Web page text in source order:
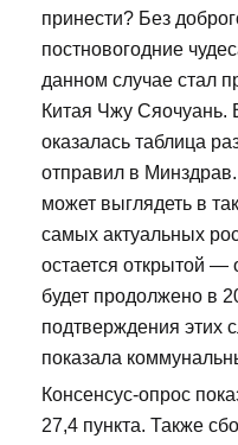
принести? Без
постновогодние
данном случае стал
Китая Чжу
оказалась таблица
отправил в
может выглядеть в
самых актуальных
остается открытой —
будет продолжено в
подтверждения этих
показала
Консенсус-опрос
27,4 пункта. Также